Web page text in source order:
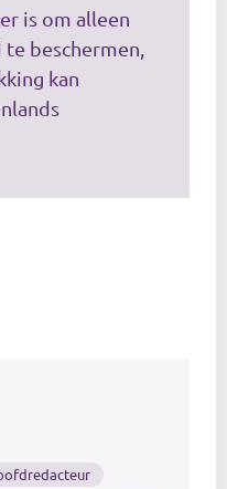
is om alleen
te beschermen,
kan